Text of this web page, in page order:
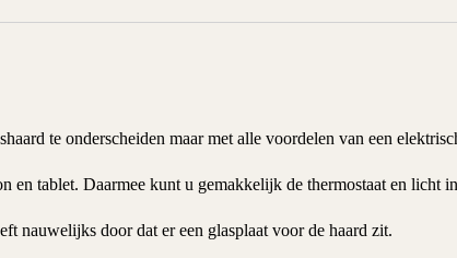
te onderscheiden maar met alle voordelen van een
en tablet. Daarmee kunt u gemakkelijk de thermostaat en licht
nauwelijks door dat er een glasplaat voor de haard zit.